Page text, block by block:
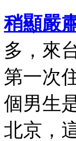
稍顯嚴
多，來
第一次
個男生
北京，